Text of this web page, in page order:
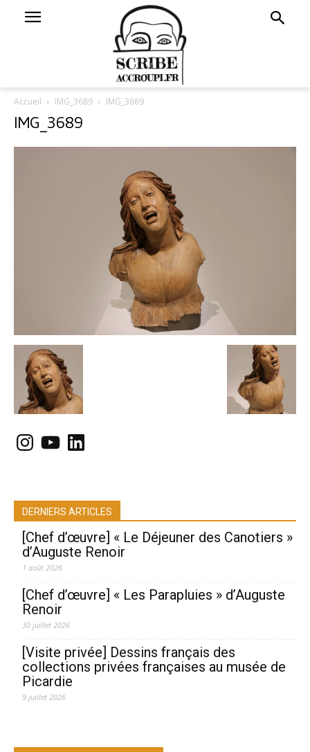
Accueil IMG_3689 IMG_3689
IMG_3689
Instagram
YouTubeLinkedIn
DERNIERS ARTICLES
[Chef d’œuvre] « Le Déjeuner des Canotiers »
d’Auguste Renoir
1 août 2026
[Chef d’œuvre] « Les Parapluies » d’Auguste
Renoir
30 juillet 2026
[Visite privée] Dessins français des
collections privées françaises au musée de
Picardie
9 juillet 2026